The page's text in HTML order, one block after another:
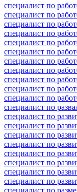
специалист по
специалист по
специалист по
специалист по
специалист по
специалист по
специалист по
специалист по
специалист по
специалист по
специалист по
специалист по
специалист по
специалист по
специалист по
специалист по
специалист по
специалист по
специалист по
специалист по
специалист по